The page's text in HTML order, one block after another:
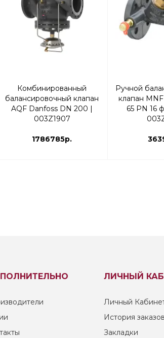
Комбинированный
балансировочный клапан
AQF Danfoss DN 200 |
003Z1907
1786785р.
Ручной
клапан
65 PN 16
ЛИЧНЫЙ
Личный
История заказов
Закладки